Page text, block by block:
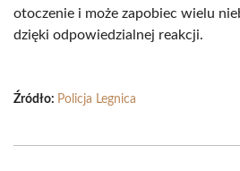
otoczenie i może zapobiec wielu
dzięki odpowiedzialnej reakcji.
Źródło: Policja Legnica